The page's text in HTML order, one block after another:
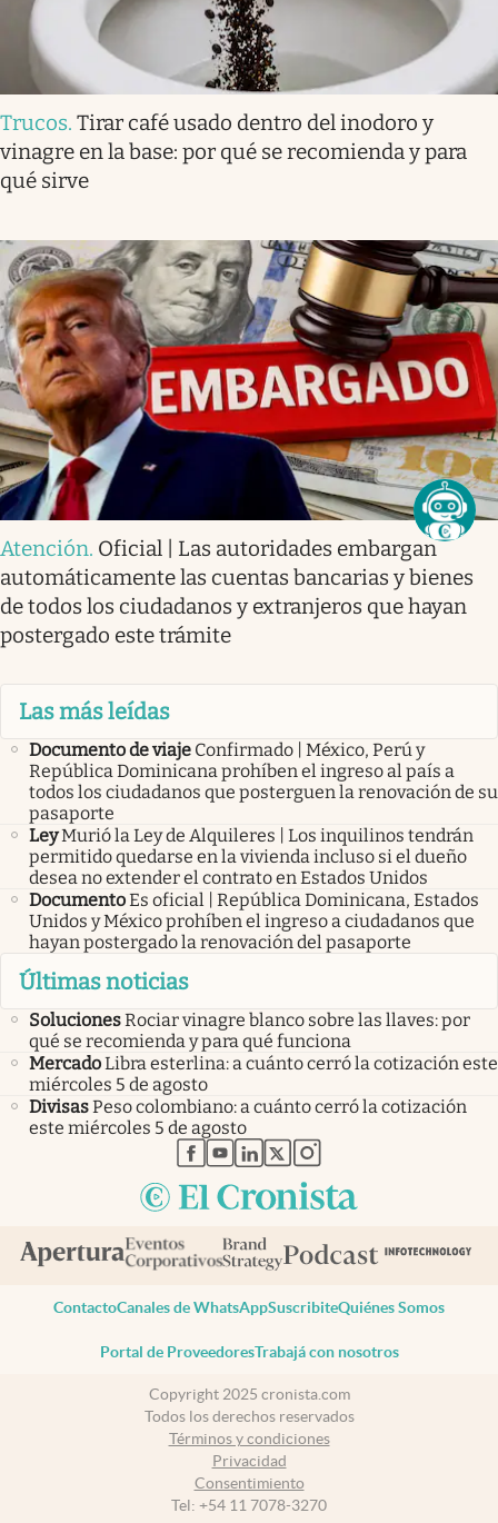
Trucos. Tirar café usado dentro del inodoro y
vinagre en la base: por qué se recomienda y para
qué sirve
Atención. Oficial | Las autoridades embargan
automáticamente las cuentas bancarias y bienes
de todos los ciudadanos y extranjeros que hayan
postergado este trámite
Las más leídas
Documento de viaje Confirmado | México, Perú y
República Dominicana prohíben el ingreso al país a
todos los ciudadanos que posterguen la renovación de su
pasaporte
LeyMurió la Ley de Alquileres | Los inquilinos tendrán
permitido quedarse en la vivienda incluso si el dueño
desea no extender el contrato en Estados Unidos
DocumentoEs oficial | República Dominicana, Estados
Unidos y México prohíben el ingreso a ciudadanos que
hayan postergado la renovación del pasaporte
Últimas noticias
SolucionesRociar vinagre blanco sobre las llaves: por
qué se recomienda y para qué funciona
MercadoLibra esterlina: a cuánto cerró la cotización este
miércoles 5 de agosto
DivisasPeso colombiano: a cuánto cerró la cotización
este miércoles 5 de agosto
abre en nueva pestaña
abre en nueva pestaña
abre en nueva pestaña
abre en nueva pestaña
abre en nueva pestaña
ContactoCanales de WhatsAppSuscribiteQuiénes Somos
Portal de ProveedoresTrabajá con nosotros
Copyright 2025 cronista.com
Todos los derechos reservados
Términos y condiciones
Privacidad
Consentimiento
Tel: +54 11 7078-3270